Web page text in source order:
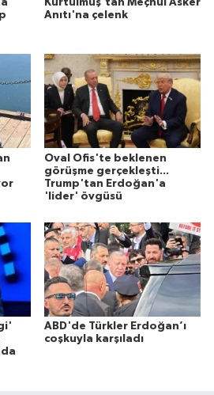
Anıtı'na çelenk
Oval Ofis'te beklenen
görüşme gerçekleşti...
Trump'tan Erdoğan'a
'lider' övgüsü
ABD'de Türkler Erdoğan’ı
coşkuyla karşıladı